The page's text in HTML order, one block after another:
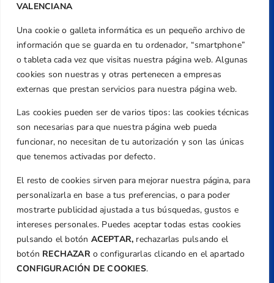
VALENCIANA
Una cookie o galleta informática es un pequeño archivo de
información que se guarda en tu ordenador, “smartphone”
o tableta cada vez que visitas nuestra página web. Algunas
cookies son nuestras y otras pertenecen a empresas
externas que prestan servicios para nuestra página web.
Las cookies pueden ser de varios tipos: las cookies técnicas
son necesarias para que nuestra página web pueda
funcionar, no necesitan de tu autorización y son las únicas
que tenemos activadas por defecto.
El resto de cookies sirven para mejorar nuestra página, para
personalizarla en base a tus preferencias, o para poder
mostrarte publicidad ajustada a tus búsquedas, gustos e
intereses personales. Puedes aceptar todas estas cookies
pulsando el botón ACEPTAR, rechazarlas pulsando el
botón RECHAZARo configurarlas clicando en el apartado
CONFIGURACIÓN DE COOKIES.
Dirección
Centre de L´Esport, Carrer d'Isaac Peral i
Caballero, Nº 5, Despachos 2 y 3, 46980,
Valencia
+34 961 367 799
Email
federacion@golfcv.com
Aviso Legal
Política de Privacidad
Transparencia
Normativa
Federación